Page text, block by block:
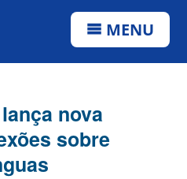
MENU
nova
sobre